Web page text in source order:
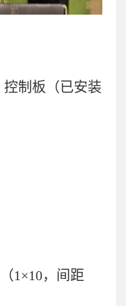
控制板（已安装
1×10，间距